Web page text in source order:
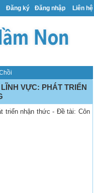
Đăng ký Đăng nhập Liên hệ
VỰC: PHÁT TRIỂN
triển nhận thức - Đề tài: Côn